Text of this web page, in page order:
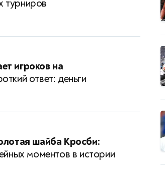
турниров
игроков на
ответ: деньги
шайба Кросби:
моментов в истории